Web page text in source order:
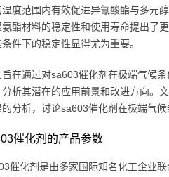
温度范围内有效促进异氰酸酯与多元
氨酯材料的稳定性和使用寿命提出了
件下的稳定性显得尤为重要。
旨在通过对sa603催化剂在极端气候
分析其潜在的应用前景和改进方向。
分析，讨论sa603催化剂在极端气候
催化剂的产品参数
催化剂是由多家国际知名化工企业